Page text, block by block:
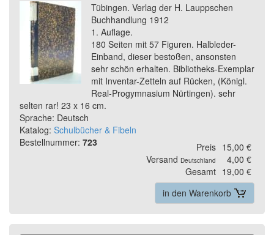
Tübingen. Verlag der H. Lauppschen
Buchhandlung 1912
1. Auflage.
180 Seiten mit 57 Figuren. Halbleder-
Einband, dieser bestoßen, ansonsten
sehr schön erhalten. Bibliotheks-Exemplar
mit Inventar-Zetteln auf Rücken, (Königl.
Real-Progymnasium Nürtingen). sehr
selten rar! 23 x 16 cm.
Sprache: Deutsch
Katalog: Schulbücher & Fibeln
Bestellnummer: 723 Preis 15,00 €
Versand Deutschland
4,00 €
Gesamt 19,00 €
in den Warenkorb